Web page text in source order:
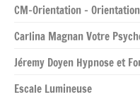
CM-Orientation –
Carlina Magnan Votre
Jéremy Doyen Hypnose et
Escale Lumineuse